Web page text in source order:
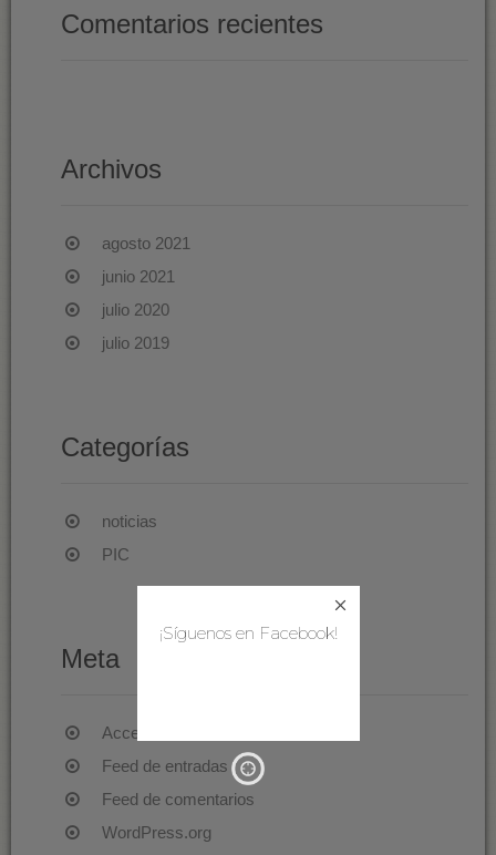
Comentarios recientes
Archivos
agosto 2021
junio 2021
julio 2020
julio 2019
Categorías
noticias
PIC
Meta
Acceder
Feed de entradas
Feed de comentarios
WordPress.org
¡Síguenos en Facebook!